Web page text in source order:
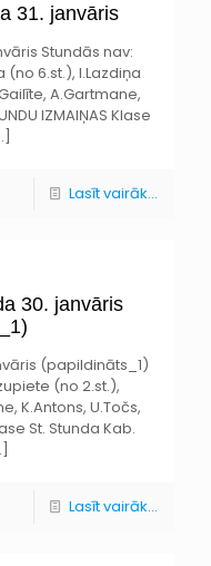
31. janvāris
Stundās nav:
(no 6.st.), I.Lazdiņa
A.Gartmane,
IZMAIŅAS Klase
Lasīt vairāk...
30. janvāris
(papildināts_1)
(no 2.st.),
K.Antons, U.Točs,
St. Stunda Kab.
Lasīt vairāk...